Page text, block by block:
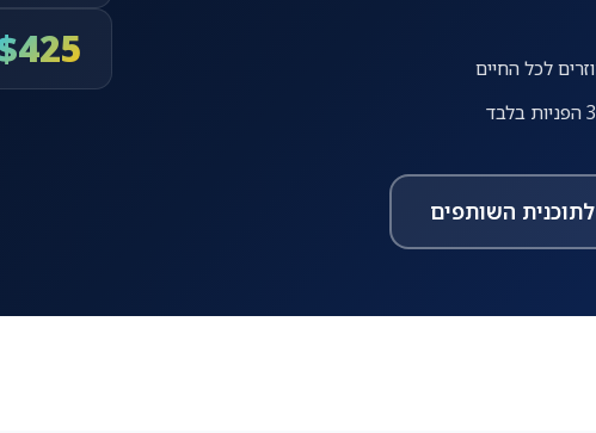
לתוכנית השותפים